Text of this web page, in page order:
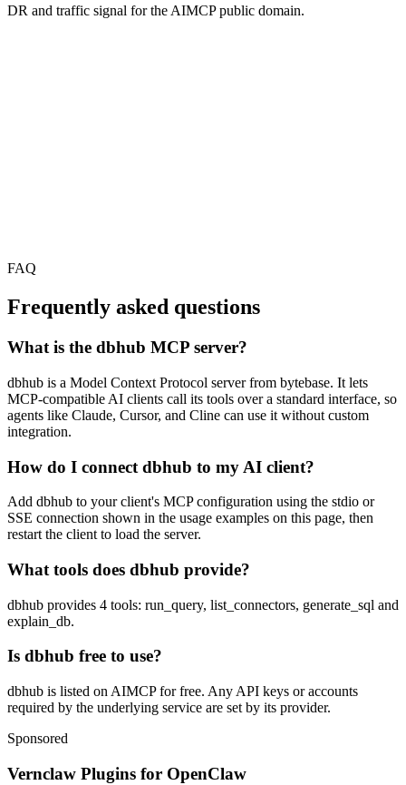
DR and traffic signal for the AIMCP public domain.
FAQ
Frequently asked questions
What is the dbhub MCP server?
dbhub is a Model Context Protocol server from bytebase. It lets
MCP-compatible AI clients call its tools over a standard interface, so
agents like Claude, Cursor, and Cline can use it without custom
integration.
How do I connect dbhub to my AI client?
Add dbhub to your client's MCP configuration using the stdio or
SSE connection shown in the usage examples on this page, then
restart the client to load the server.
What tools does dbhub provide?
dbhub provides 4 tools: run_query, list_connectors, generate_sql and
explain_db.
Is dbhub free to use?
dbhub is listed on AIMCP for free. Any API keys or accounts
required by the underlying service are set by its provider.
Sponsored
Vernclaw Plugins for OpenClaw